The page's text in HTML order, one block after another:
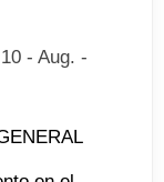
10 - Aug. -